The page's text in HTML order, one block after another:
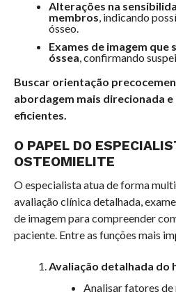
Alterações na
membros , indicando
ósseo.
Exames de imagem que
óssea , confirmando
Buscar orientação
abordagem mais direcionada
eficientes.
O PAPEL DO
OSTEOMIELITE
O especialista atua de forma
avaliação clínica detalhada,
de imagem para compreender
paciente. Entre as funções mais
Avaliação detalhada do
Analisar fatores